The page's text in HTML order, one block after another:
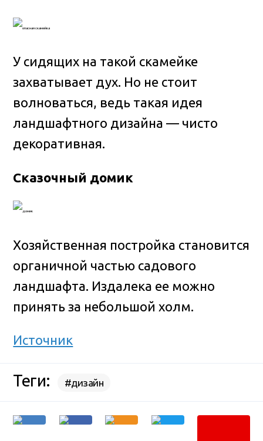
У сидящих на такой скамейке
захватывает дух. Но не стоит
волноваться, ведь такая идея
ландшафтного дизайна — чисто
декоративная.
Сказочный домик
Хозяйственная постройка становится
органичной частью садового
ландшафта. Издалека ее можно
принять за небольшой холм.
Источник
Теги: #дизайн